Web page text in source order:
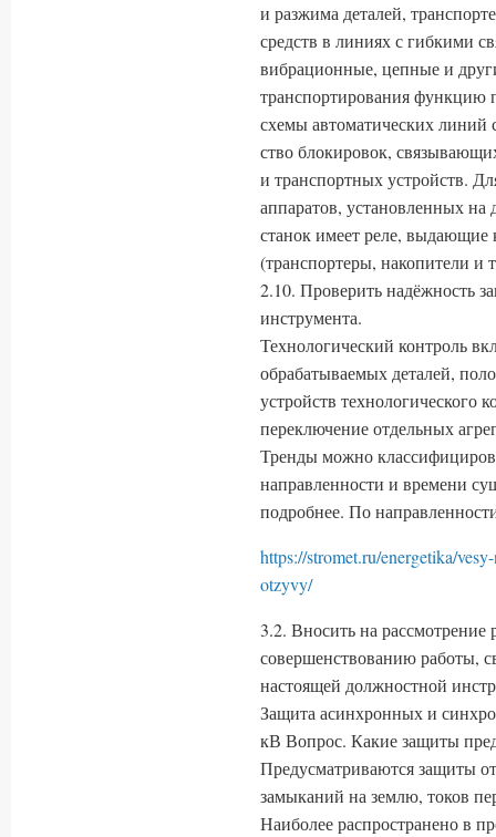
и разжима деталей,
средств в линиях с гибкими
вибрационные, цепные и
транспортиро­вания функцию
схемы автоматических линий
ство блокировок,
и транспортных устройств.
аппаратов, установленных
станок имеет реле, выдающие
(транспортеры, накопители и
2.10. Проверить надёжность
инструмента.
Технологический контроль
обрабатываемых деталей,
устройств технологического
переключение отдельных
Тренды можно
направленности и времени
подробнее. По
https://stromet.ru/energetika/
otzyvy/
3.2. Вносить на рассмотрение
совершенствованию работы,
настоящей должностной
Защита асинхронных и
кВ Вопрос. Какие защиты
Предусматриваются защиты
замыканий на землю, токов
Наиболее распространено в